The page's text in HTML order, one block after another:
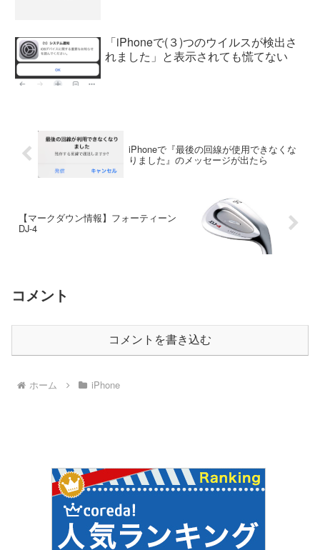
「iPhoneで(３)つのウイルスが検出さ
れました」と表示されても慌てない
iPhoneで『最後の回線が使用できなくな
りました』のメッセージが出たら
【マークダウン情報】フォーティーン
DJ-4
コメント
コメントを書き込む
ホーム iPhone